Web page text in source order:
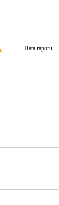
Hata raporu